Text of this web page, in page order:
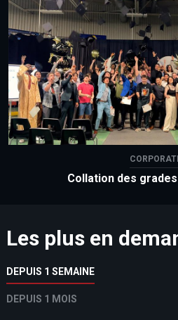
Collation des grades
Les plus en
DEPUIS 1 SEMAINE
DEPUIS 1 MOIS